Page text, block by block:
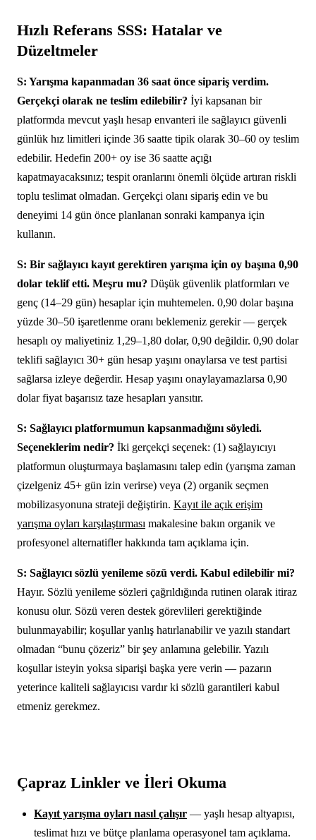
Hızlı Referans SSS: Hatalar ve
Düzeltmeler
S: Yarışma kapanmadan 36 saat önce sipariş verdim.
Gerçekçi olarak ne teslim edilebilir? İyi kapsanan bir
platformda mevcut yaşlı hesap envanteri ile sağlayıcı güvenli
günlük hız limitleri içinde 36 saatte tipik olarak 30–60 oy teslim
edebilir. Hedefin 200+ oy ise 36 saatte açığı
kapatmayacaksınız; tespit oranlarını önemli ölçüde artıran riskli
toplu teslimat olmadan. Gerçekçi olanı sipariş edin ve bu
deneyimi 14 gün önce planlanan sonraki kampanya için
kullanın.
S: Bir sağlayıcı kayıt gerektiren yarışma için oy başına 0,90
dolar teklif etti. Meşru mu? Düşük güvenlik platformları ve
genç (14–29 gün) hesaplar için muhtemelen. 0,90 dolar başına
yüzde 30–50 işaretlenme oranı beklemeniz gerekir — gerçek
hesaplı oy maliyetiniz 1,29–1,80 dolar, 0,90 değildir. 0,90 dolar
teklifi sağlayıcı 30+ gün hesap yaşını onaylarsa ve test partisi
sağlarsa izleye değerdir. Hesap yaşını onaylayamazlarsa 0,90
dolar fiyat başarısız taze hesapları yansıtır.
S: Sağlayıcı platformumun kapsanmadığını söyledi.
Seçeneklerim nedir? İki gerçekçi seçenek: (1) sağlayıcıyı
platformun oluşturmaya başlamasını talep edin (yarışma zaman
çizelgeniz 45+ gün izin verirse) veya (2) organik seçmen
mobilizasyonuna strateji değiştirin. Kayıt ile açık erişim
yarışma oyları karşılaştırması makalesine bakın organik ve
profesyonel alternatifler hakkında tam açıklama için.
S: Sağlayıcı sözlü yenileme sözü verdi. Kabul edilebilir mi?
Hayır. Sözlü yenileme sözleri çağrıldığında rutinen olarak itiraz
konusu olur. Sözü veren destek görevlileri gerektiğinde
bulunmayabilir; koşullar yanlış hatırlanabilir ve yazılı standart
olmadan “bunu çözeriz” bir şey anlamına gelebilir. Yazılı
koşullar isteyin yoksa siparişi başka yere verin — pazarın
yeterince kaliteli sağlayıcısı vardır ki sözlü garantileri kabul
etmeniz gerekmez.
Çapraz Linkler ve İleri Okuma
Kayıt yarışma oyları nasıl çalışır — yaşlı hesap altyapısı,
teslimat hızı ve bütçe planlama operasyonel tam açıklama.